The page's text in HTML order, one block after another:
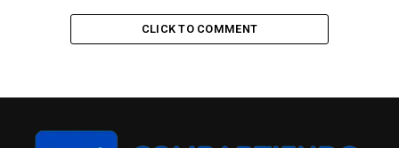
CLICK TO COMMENT